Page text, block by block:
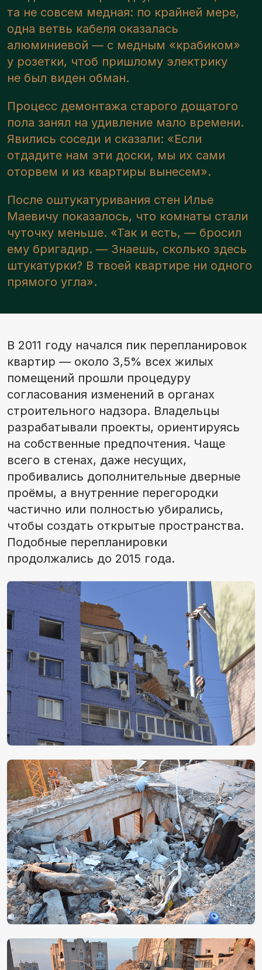
та не совсем медная: по крайней мере,
одна ветвь кабеля оказалась
алюминиевой — с медным «крабиком»
у розетки, чтоб пришлому электрику
не был виден обман.
Процесс демонтажа старого дощатого
пола занял на удивление мало времени.
Явились соседи и сказали: «Если
отдадите нам эти доски, мы их сами
оторвем и из квартиры вынесем».
После оштукатуривания стен Илье
Маевичу показалось, что комнаты стали
чуточку меньше. «Так и есть, — бросил
ему бригадир. — Знаешь, сколько здесь
штукатурки? В твоей квартире ни одного
прямого угла».
В 2011 году начался пик перепланировок
квартир — около 3,5% всех жилых
помещений прошли процедуру
согласования изменений в органах
строительного надзора. Владельцы
разрабатывали проекты, ориентируясь
на собственные предпочтения. Чаще
всего в стенах, даже несущих,
пробивались дополнительные дверные
проёмы, а внутренние перегородки
частично или полностью убирались,
чтобы создать открытые пространства.
Подобные перепланировки
продолжались до 2015 года.